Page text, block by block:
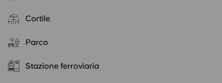
Cortile
Parco
Stazione ferroviaria